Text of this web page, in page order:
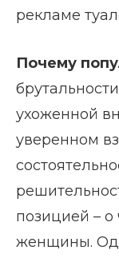
рекламе
Почему
ухоженной
уверенном
позицией –
женщины.